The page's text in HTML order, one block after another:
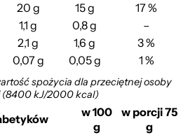
20 g 15 g
17 %
1,1 g 0,8 g
–
2,1 g 1,6 g
3 %
0,07 g 0,05 g 1 %
spożycia dla przeciętnej osoby
(8400 kJ/2000 kcal)
w 100
g
w porcji 75
g